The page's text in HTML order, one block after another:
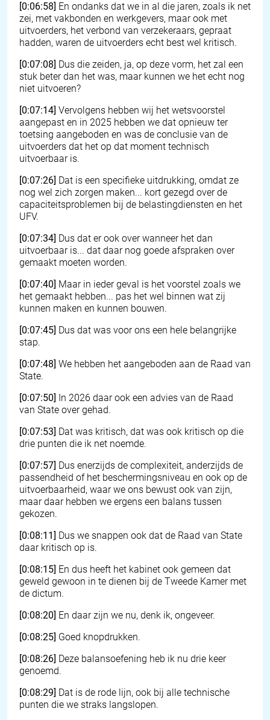
[0:06:58] En ondanks dat we in al die jaren, zoals ik net
zei, met vakbonden en werkgevers, maar ook met
uitvoerders, het verbond van verzekeraars, gepraat
hadden, waren de uitvoerders echt best wel kritisch.
[0:07:08] Dus die zeiden, ja, op deze vorm, het zal een
stuk beter dan het was, maar kunnen we het echt nog
niet uitvoeren?
[0:07:14] Vervolgens hebben wij het wetsvoorstel
aangepast en in 2025 hebben we dat opnieuw ter
toetsing aangeboden en was de conclusie van de
uitvoerders dat het op dat moment technisch
uitvoerbaar is.
[0:07:26] Dat is een specifieke uitdrukking, omdat ze
nog wel zich zorgen maken... kort gezegd over de
capaciteitsproblemen bij de belastingdiensten en het
UFV.
[0:07:34] Dus dat er ook over wanneer het dan
uitvoerbaar is... dat daar nog goede afspraken over
gemaakt moeten worden.
[0:07:40] Maar in ieder geval is het voorstel zoals we
het gemaakt hebben... pas het wel binnen wat zij
kunnen maken en kunnen bouwen.
[0:07:45] Dus dat was voor ons een hele belangrijke
stap.
[0:07:48] We hebben het aangeboden aan de Raad van
State.
[0:07:50] In 2026 daar ook een advies van de Raad
van State over gehad.
[0:07:53] Dat was kritisch, dat was ook kritisch op die
drie punten die ik net noemde.
[0:07:57] Dus enerzijds de complexiteit, anderzijds de
passendheid of het beschermingsniveau en ook op de
uitvoerbaarheid, waar we ons bewust ook van zijn,
maar daar hebben we ergens een balans tussen
gekozen.
[0:08:11] Dus we snappen ook dat de Raad van State
daar kritisch op is.
[0:08:15] En dus heeft het kabinet ook gemeen dat
geweld gewoon in te dienen bij de Tweede Kamer met
de dictum.
[0:08:20] En daar zijn we nu, denk ik, ongeveer.
[0:08:25] Goed knopdrukken.
[0:08:26] Deze balansoefening heb ik nu drie keer
genoemd.
[0:08:29] Dat is de rode lijn, ook bij alle technische
punten die we straks langslopen.